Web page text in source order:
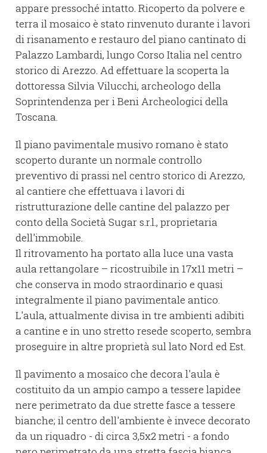
appare pressoché intatto. Ricoperto da polvere e
terra il mosaico è stato rinvenuto durante i lavori
di risanamento e restauro del piano cantinato di
Palazzo Lambardi, lungo Corso Italia nel centro
storico di Arezzo. Ad effettuare la scoperta la
dottoressa Silvia Vilucchi, archeologo della
Soprintendenza per i Beni Archeologici della
Toscana.
Il piano pavimentale musivo romano è stato
scoperto durante un normale controllo
preventivo di prassi nel centro storico di Arezzo,
al cantiere che effettuava i lavori di
ristrutturazione delle cantine del palazzo per
conto della Società Sugar s.r.l., proprietaria
dell'immobile.
Il ritrovamento ha portato alla luce una vasta
aula rettangolare – ricostruibile in 17x11 metri –
che conserva in modo straordinario e quasi
integralmente il piano pavimentale antico.
L'aula, attualmente divisa in tre ambienti adibiti
a cantine e in uno stretto resede scoperto, sembra
proseguire in altre proprietà sul lato Nord ed Est.
Il pavimento a mosaico che decora l'aula è
costituito da un ampio campo a tessere lapidee
nere perimetrato da due strette fasce a tessere
bianche; il centro dell'ambiente è invece decorato
da un riquadro - di circa 3,5x2 metri - a fondo